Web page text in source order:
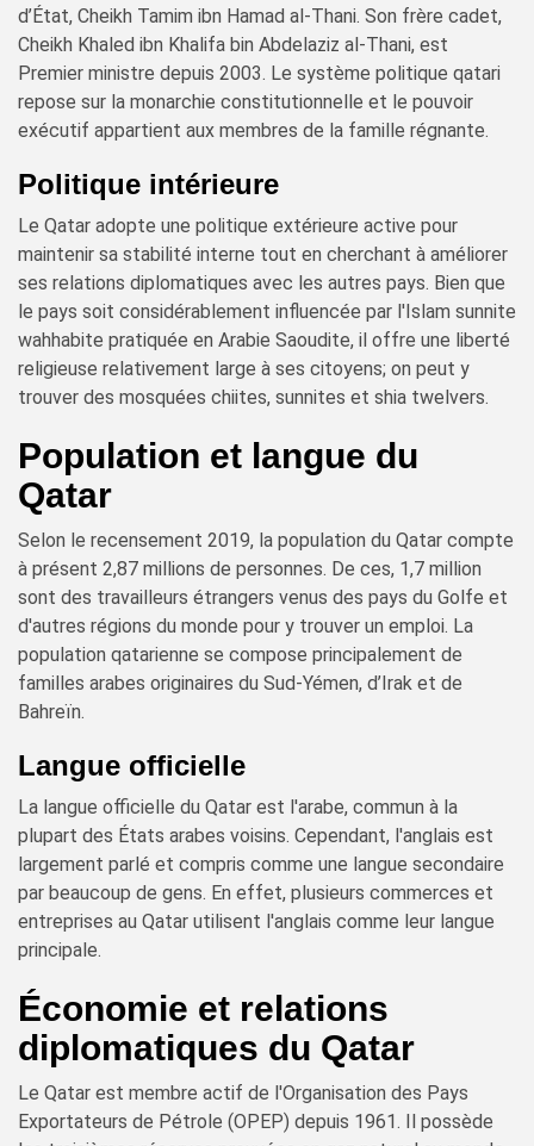
d’État, Cheikh Tamim ibn Hamad al-Thani. Son frère cadet,
Cheikh Khaled ibn Khalifa bin Abdelaziz al-Thani, est
Premier ministre depuis 2003. Le système politique qatari
repose sur la monarchie constitutionnelle et le pouvoir
exécutif appartient aux membres de la famille régnante.
Politique intérieure
Le Qatar adopte une politique extérieure active pour
maintenir sa stabilité interne tout en cherchant à améliorer
ses relations diplomatiques avec les autres pays. Bien que
le pays soit considérablement influencée par l'Islam sunnite
wahhabite pratiquée en Arabie Saoudite, il offre une liberté
religieuse relativement large à ses citoyens; on peut y
trouver des mosquées chiites, sunnites et shia twelvers.
Population et langue du
Qatar
Selon le recensement 2019, la population du Qatar compte
à présent 2,87 millions de personnes. De ces, 1,7 million
sont des travailleurs étrangers venus des pays du Golfe et
d'autres régions du monde pour y trouver un emploi. La
population qatarienne se compose principalement de
familles arabes originaires du Sud-Yémen, d’Irak et de
Bahreïn.
Langue officielle
La langue officielle du Qatar est l'arabe, commun à la
plupart des États arabes voisins. Cependant, l'anglais est
largement parlé et compris comme une langue secondaire
par beaucoup de gens. En effet, plusieurs commerces et
entreprises au Qatar utilisent l'anglais comme leur langue
principale.
Économie et relations
diplomatiques du Qatar
Le Qatar est membre actif de l'Organisation des Pays
Exportateurs de Pétrole (OPEP) depuis 1961. Il possède